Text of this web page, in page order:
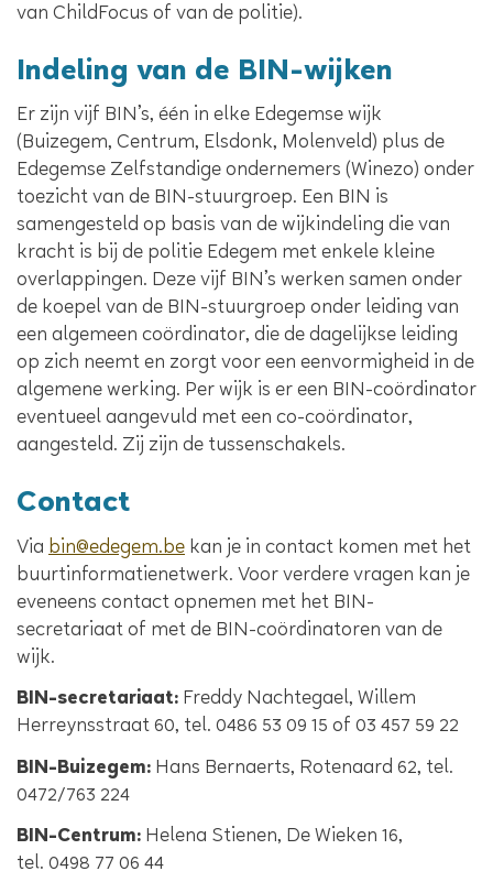
van ChildFocus of van de politie).
Indeling van de BIN-wijken
Er zijn vijf BIN’s, één in elke Edegemse wijk
(Buizegem, Centrum, Elsdonk, Molenveld) plus de
Edegemse Zelfstandige ondernemers (Winezo) onder
toezicht van de BIN-stuurgroep. Een BIN is
samengesteld op basis van de wijkindeling die van
kracht is bij de politie Edegem met enkele kleine
overlappingen. Deze vijf BIN’s werken samen onder
de koepel van de BIN-stuurgroep onder leiding van
een algemeen coördinator, die de dagelijkse leiding
op zich neemt en zorgt voor een eenvormigheid in de
algemene werking. Per wijk is er een BIN-coördinator
eventueel aangevuld met een co-coördinator,
aangesteld. Zij zijn de tussenschakels.
Contact
Via bin@edegem.be kan je in contact komen met het
buurtinformatienetwerk. Voor verdere vragen kan je
eveneens contact opnemen met het BIN-
secretariaat of met de BIN-coördinatoren van de
wijk.
BIN-secretariaat: Freddy Nachtegael, Willem
Herreynsstraat 60, tel. 0486 53 09 15 of 03 457 59 22
BIN-Buizegem: Hans Bernaerts, Rotenaard 62, tel.
0472/763 224
BIN-Centrum: Helena Stienen, De Wieken 16,
tel. 0498 77 06 44